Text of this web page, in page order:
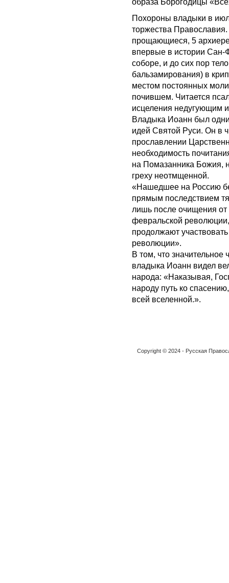
образа Борогодицы
Похороны владыки в
торжества Православия.
прощающиеся, 5
впервые в истории Сан-
соборе, и до сих пор
бальзамирования) в
местом постоянных
почившем. Читается
исцеления недугующим
Владыка Иоанн был
идей Святой Руси. Он в
прославлении
необходимость
на Помазанника Божия,
греху неотмщенной.
«Нашедшее на Россию
прямым последствием
лишь после очищения
февральской
продолжают
революции».
В том, что значительное
владыка Иоанн видел
народа: «Наказывая,
народу путь ко
всей вселенной.».
Copyright © 2024 - Русская